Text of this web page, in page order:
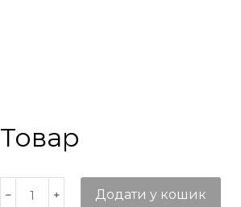
Товар
Додати у кошик